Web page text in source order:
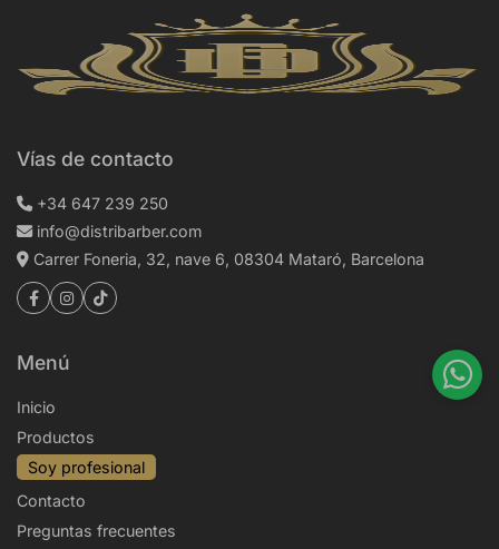
Vías de contacto
+34 647 239 250
info@distribarber.com
Carrer Foneria, 32, nave 6, 08304 Mataró, Barcelona
Menú
Inicio
Productos
Soy profesional
Contacto
Preguntas frecuentes